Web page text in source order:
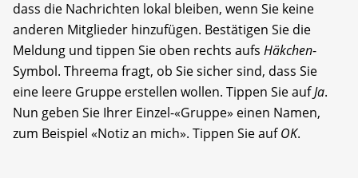
dass die Nachrichten lokal bleiben, wenn Sie keine
anderen Mitglieder hinzufügen. Bestätigen Sie die
Meldung und tippen Sie oben rechts aufs Häkchen-
Symbol. Threema fragt, ob Sie sicher sind, dass Sie
eine leere Gruppe erstellen wollen. Tippen Sie aufJa.
Nun geben Sie Ihrer Einzel-«Gruppe» einen Namen,
zum Beispiel «Notiz an mich». Tippen Sie aufOK.